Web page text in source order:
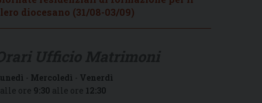
diocesano (31/08-03/09)
- Mercoledì - Venerdì
ore 9:30 alle ore 12:30